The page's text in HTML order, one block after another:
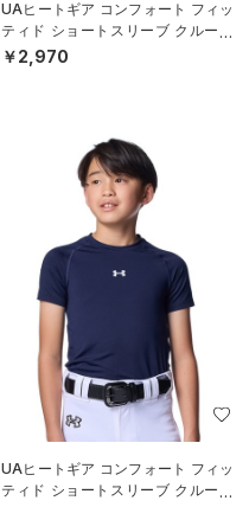
UAヒートギア コンフォート フィッ
ティド ショートスリーブ クルーネ
ック シャツ（ベースボール/BOY
￥2,970
UAヒートギア コンフォート フィッ
ティド ショートスリーブ クルーネ